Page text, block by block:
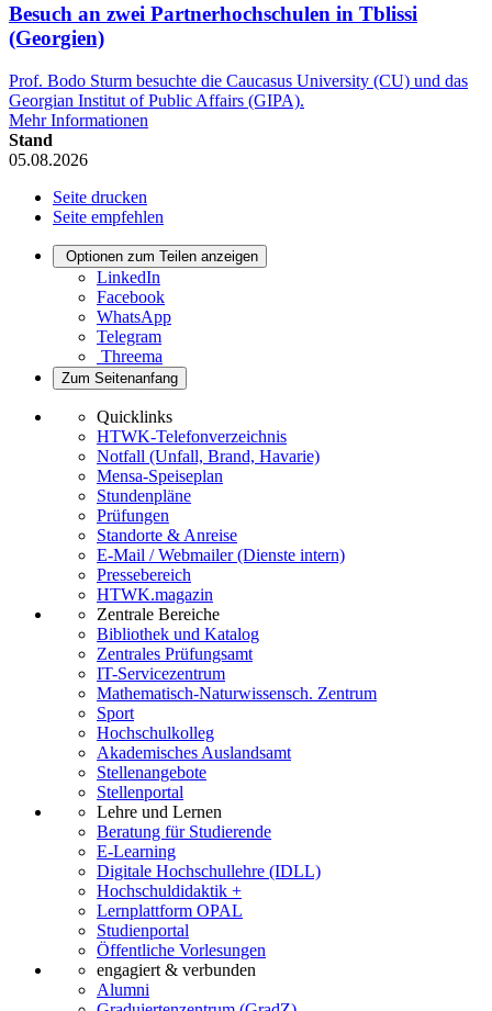
Besuch an zwei Partnerhochschulen in Tblissi
(Georgien)
Prof. Bodo Sturm besuchte die Caucasus University (CU) und das
Georgian Institut of Public Affairs (GIPA).
Mehr Informationen
Stand
05.08.2026
Seite drucken
Seite empfehlen
Optionen zum Teilen anzeigen
LinkedIn
Facebook
WhatsApp
Telegram
Threema
Zum Seitenanfang
Quicklinks
HTWK-Telefonverzeichnis
Notfall (Unfall, Brand, Havarie)
Mensa-Speiseplan
Stundenpläne
Prüfungen
Standorte & Anreise
E-Mail / Webmailer (Dienste intern)
Pressebereich
HTWK.magazin
Zentrale Bereiche
Bibliothek und Katalog
Zentrales Prüfungsamt
IT-Servicezentrum
Mathematisch-Naturwissensch. Zentrum
Sport
Hochschulkolleg
Akademisches Auslandsamt
Stellenangebote
Stellenportal
Lehre und Lernen
Beratung für Studierende
E-Learning
Digitale Hochschullehre (IDLL)
Hochschuldidaktik +
Lernplattform OPAL
Studienportal
Öffentliche Vorlesungen
engagiert & verbunden
Alumni